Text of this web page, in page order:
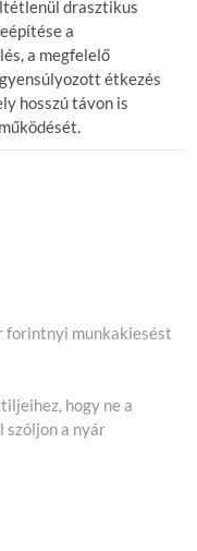
drasztikus
a
a megfelelő
étkezés
hosszú távon is
forintnyi munkakiesést
hogy ne a
szóljon a nyár